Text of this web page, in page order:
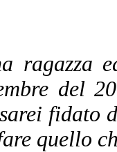
ragazza
del
fidato
quello